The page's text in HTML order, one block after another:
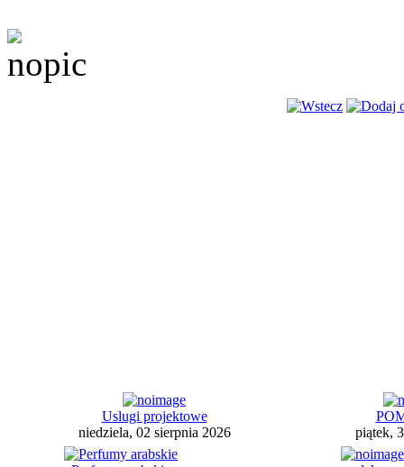
Uslugi projektowe
niedziela, 02 sierpnia 2026
piątek,